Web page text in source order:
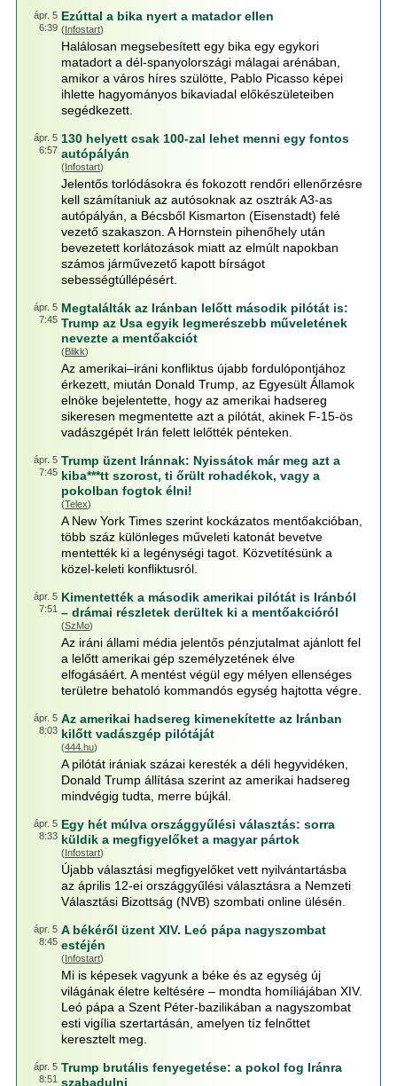
ápr. 5
6:39
Ezúttal a bika nyert a matador ellen
(Infostart)
Halálosan megsebesített egy bika egy egykori
matadort a dél-spanyolországi málagai arénában,
amikor a város híres szülötte, Pablo Picasso képei
ihlette hagyományos bikaviadal előkészületeiben
segédkezett.
ápr. 5
6:57
130 helyett csak 100-zal lehet menni egy fontos
autópályán
(Infostart)
Jelentős torlódásokra és fokozott rendőri ellenőrzésre
kell számítaniuk az autósoknak az osztrák A3-as
autópályán, a Bécsből Kismarton (Eisenstadt) felé
vezető szakaszon. A Hornstein pihenőhely után
bevezetett korlátozások miatt az elmúlt napokban
számos járművezető kapott bírságot
sebességtúllépésért.
ápr. 5
7:45
Megtalálták az Iránban lelőtt második pilótát is:
Trump az Usa egyik legmerészebb műveletének
nevezte a mentőakciót
(Blikk)
Az amerikai–iráni konfliktus újabb fordulópontjához
érkezett, miután Donald Trump, az Egyesült Államok
elnöke bejelentette, hogy az amerikai hadsereg
sikeresen megmentette azt a pilótát, akinek F-15-ös
vadászgépét Irán felett lelőtték pénteken.
ápr. 5
7:45
Trump üzent Iránnak: Nyissátok már meg azt a
kiba***tt szorost, ti őrült rohadékok, vagy a
pokolban fogtok élni!
(Telex)
A New York Times szerint kockázatos mentőakcióban,
több száz különleges műveleti katonát bevetve
mentették ki a legénységi tagot. Közvetítésünk a
közel-keleti konfliktusról.
ápr. 5
7:51
Kimentették a második amerikai pilótát is Iránból
– drámai részletek derültek ki a mentőakcióról
(SzMo)
Az iráni állami média jelentős pénzjutalmat ajánlott fel
a lelőtt amerikai gép személyzetének élve
elfogásáért. A mentést végül egy mélyen ellenséges
területre behatoló kommandós egység hajtotta végre.
ápr. 5
8:03
Az amerikai hadsereg kimenekítette az Iránban
kilőtt vadászgép pilótáját
(444.hu)
A pilótát irániak százai keresték a déli hegyvidéken,
Donald Trump állítása szerint az amerikai hadsereg
mindvégig tudta, merre bújkál.
ápr. 5
8:33
Egy hét múlva országgyűlési választás: sorra
küldik a megfigyelőket a magyar pártok
(Infostart)
Újabb választási megfigyelőket vett nyilvántartásba
az április 12-ei országgyűlési választásra a Nemzeti
Választási Bizottság (NVB) szombati online ülésén.
ápr. 5
8:45
A békéről üzent XIV. Leó pápa nagyszombat
estéjén
(Infostart)
Mi is képesek vagyunk a béke és az egység új
világának életre keltésére – mondta homíliájában XIV.
Leó pápa a Szent Péter-bazilikában a nagyszombat
esti vigília szertartásán, amelyen tíz felnőttet
keresztelt meg.
ápr. 5
8:51
Trump brutális fenyegetése: a pokol fog Iránra
szabadulni